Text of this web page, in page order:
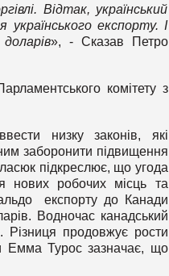
Відтак, український
експорту. І
», - Сказав Петро
комітету з
низку законів, які
заборонити підвищення
підкреслює, що угода
нових робочих місць та
експорту до Канади
Водночас канадський
продовжує рости
Емма Турос зазначає, що